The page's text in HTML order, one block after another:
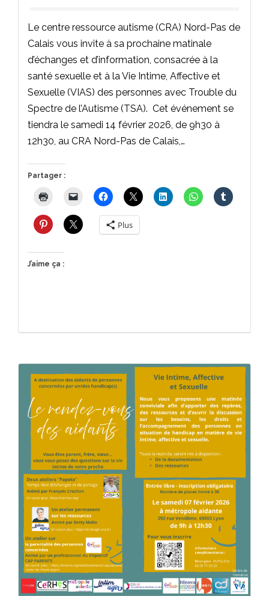
Le centre ressource autisme (CRA) Nord-Pas de
Calais vous invite à sa prochaine matinale
d’échanges et d’information, consacrée à la
santé sexuelle et à la Vie Intime, Affective et
Sexuelle (VIAS) des personnes avec Trouble du
Spectre de l’Autisme (TSA). Cet événement se
tiendra le samedi 14 février 2026, de 9h30 à
12h30, au CRA Nord-Pas de Calais,…
Partager :
Plus
J’aime ça :